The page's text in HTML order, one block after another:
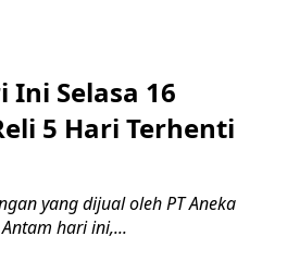
Ini Selasa 16
5 Hari Terhenti
yang dijual oleh PT Aneka
hari ini,...